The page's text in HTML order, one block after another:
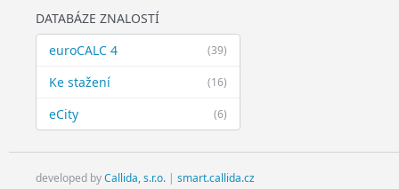
DATABÁZE ZNALOSTÍ
(39)
euroCALC 4
(16)
Ke stažení
(6)
eCity
developed byCallida, s.r.o.| smart.callida.cz